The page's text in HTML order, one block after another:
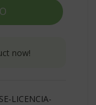
now!
LICENCIA-